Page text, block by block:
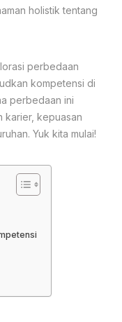
holistik tentang
perbedaan
kompetensi di
perbedaan ini
karier, kepuasan
Yuk kita mulai!